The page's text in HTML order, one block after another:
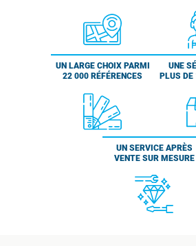
UN LARGE CHOIX PARMI
22 000 RÉFÉRENCES
UNE
PLUS
UN SERVICE APRÈS
VENTE SUR MESURE